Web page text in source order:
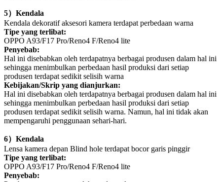
5） Kendala
Kendala dekoratif aksesori kamera terdapat perbedaan warna
Tipe yang terlibat:
OPPO A93/F17 Pro/Reno4 F/Reno4 lite
Penyebab:
Hal ini disebabkan oleh terdapatnya berbagai produsen dalam hal ini
sehingga menimbulkan perbedaan hasil produksi dari setiap
produsen terdapat sedikit selisih warna
Kebijakan/Skrip yang dianjurkan:
Hal ini disebabkan oleh terdapatnya berbagai produsen dalam hal ini
sehingga menimbulkan perbedaan hasil produksi dari setiap
produsen terdapat sedikit selisih warna. Namun, hal ini tidak akan
mempengaruhi penggunaan sehari-hari.
6） Kendala
Lensa kamera depan Blind hole terdapat bocor garis pinggir
Tipe yang terlibat:
OPPO A93/F17 Pro/Reno4 F/Reno4 lite
Penyebab: